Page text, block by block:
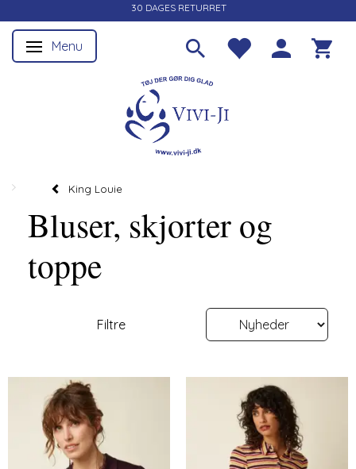
30 DAGES RETURRET
Skifte navigation
Menu
King Louie
Bluser, skjorter og
toppe
Filtre